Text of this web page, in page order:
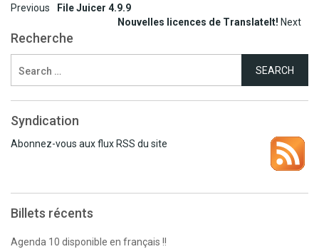
Post
navigation
Previous
File Juicer 4.9.9
Nouvelles licences de TranslateIt! Next
Recherche
for:
Syndication
Abonnez-vous aux flux RSS du site
Billets récents
Agenda 10 disponible en français !!